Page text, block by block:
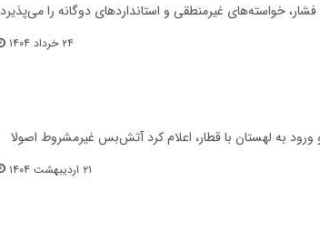
خواسته‌های غیرمنطقی و استانداردهای دوگانه را می‌پذیرد
۲۴ خرداد ۱۴۰۴
به لهستان با قطار، اعلام کرد آتش‌بس غیرمشروط اصولا
۲۱ اردیبهشت ۱۴۰۴